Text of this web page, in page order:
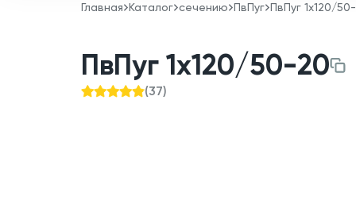
Главная Каталог сечению ПвПуг ПвПуг 1x120/
ПвПуг 1x120/50-20
(37)